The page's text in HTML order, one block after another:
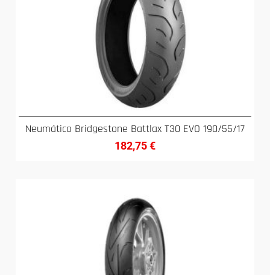
Neumático Bridgestone Battlax T30 EVO 190/55/17
182,75€